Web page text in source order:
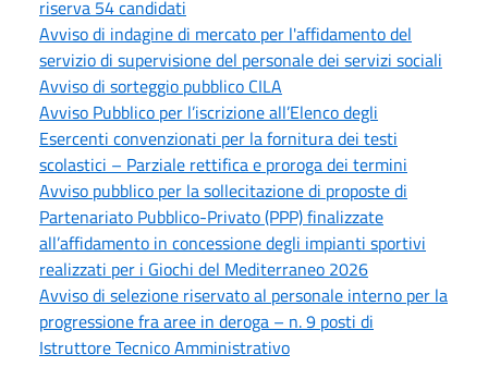
riserva 54 candidati
Avviso di indagine di mercato per l'affidamento del
servizio di supervisione del personale dei servizi sociali
Avviso di sorteggio pubblico CILA
Avviso Pubblico per l’iscrizione all’Elenco degli
Esercenti convenzionati per la fornitura dei testi
scolastici – Parziale rettifica e proroga dei termini
Avviso pubblico per la sollecitazione di proposte di
Partenariato Pubblico-Privato (PPP) finalizzate
all’affidamento in concessione degli impianti sportivi
realizzati per i Giochi del Mediterraneo 2026
Avviso di selezione riservato al personale interno per la
progressione fra aree in deroga – n. 9 posti di
Istruttore Tecnico Amministrativo